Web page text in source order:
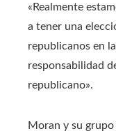
«Realmente
a tener una
republicanos en
responsabilidad
republicano».
Moran y su